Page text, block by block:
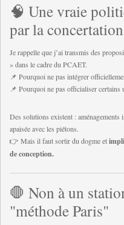
🧠 Une vraie
par la concertation
Je rappelle que j’ai transmis des
» dans le cadre du PCAET.
📌 Pourquoi ne pas intégrer
📌 Pourquoi ne pas officialiser certains
Des solutions existent :
apaisée avec les piétons.
👉 Mais il faut sortir du dogme et
de conception.
🛑 Non à un
"méthode Paris"